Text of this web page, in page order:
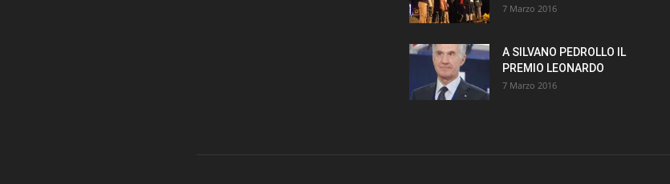
7 Marzo 2016
A SILVANO PEDROLLO IL
PREMIO LEONARDO
7 Marzo 2016